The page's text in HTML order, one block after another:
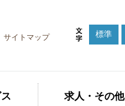
サイトマップ 標準
求人・その他